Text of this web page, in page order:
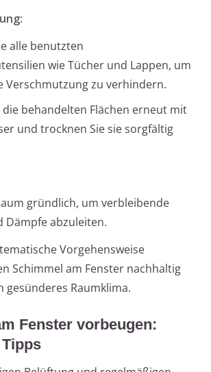
alle benutzten
wie Tücher und Lappen, um
Verschmutzung zu verhindern.
die behandelten Flächen erneut mit
und trocknen Sie sie sorgfältig
gründlich, um verbleibende
Dämpfe abzuleiten.
Vorgehensweise
Schimmel am Fenster nachhaltig
gesünderes Raumklima.
Fenster vorbeugen: